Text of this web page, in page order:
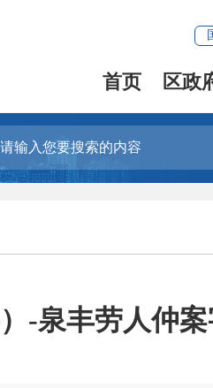
首页 区政
-泉丰劳人仲案